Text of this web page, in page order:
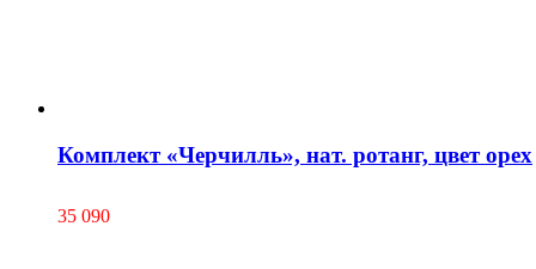
Комплект «Черчилль», нат. ротанг, цвет орех
35 090